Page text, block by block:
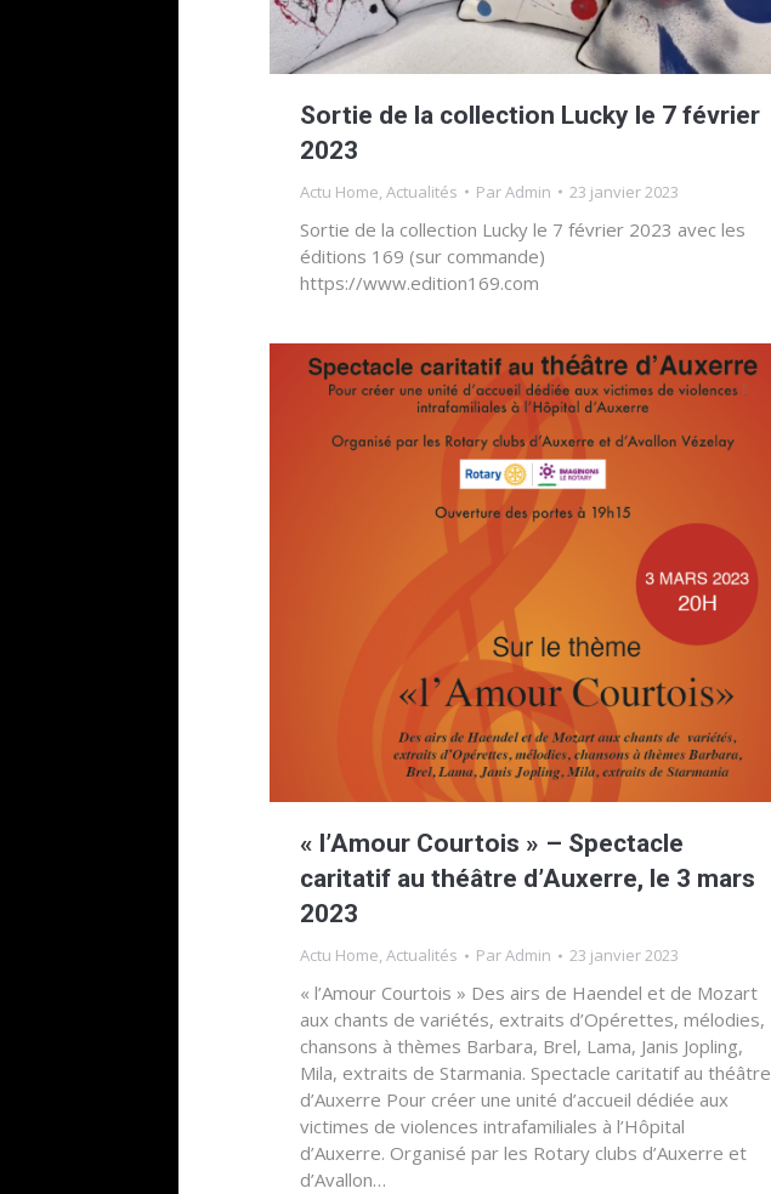
Sortie de la collection Lucky le 7 février
2023
Actu Home, Actualités ParAdmin 23 janvier 2023
Sortie de la collection Lucky le 7 février 2023 avec les
éditions 169 (sur commande)
https://www.edition169.com
« l’Amour Courtois » – Spectacle
caritatif au théâtre d’Auxerre, le 3 mars
2023
Actu Home, Actualités ParAdmin 23 janvier 2023
« l’Amour Courtois » Des airs de Haendel et de Mozart
aux chants de variétés, extraits d’Opérettes, mélodies,
chansons à thèmes Barbara, Brel, Lama, Janis Jopling,
Mila, extraits de Starmania. Spectacle caritatif au théâtre
d’Auxerre Pour créer une unité d’accueil dédiée aux
victimes de violences intrafamiliales à l’Hôpital
d’Auxerre. Organisé par les Rotary clubs d’Auxerre et
d’Avallon…